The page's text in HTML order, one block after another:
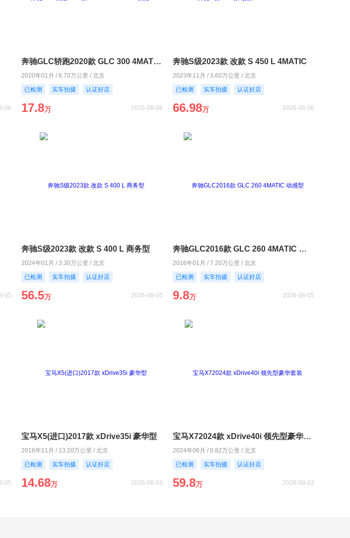
06
奔驰GLC轿跑2020款 GLC 300 4MATIC 轿跑SUV
2020年01月 / 6.70万公里 / 北京
已检测
实车拍摄 认证好店
17.8万 2026-08-06
奔驰S级2023款 改款 S 450 L 4MATIC
2023年11月 / 3.60万公里 / 北京
已检测
实车拍摄 认证好店
66.98万 2026-08-06
05
奔驰S级2023款 改款 S 400 L 商务型
2024年01月 / 3.30万公里 / 北京
已检测
实车拍摄 认证好店
56.5万 2026-08-05
奔驰GLC2016款 GLC 260 4MATIC 动感型
2016年01月 / 7.20万公里 / 北京
已检测
实车拍摄 认证好店
9.8万 2026-08-05
05
宝马X5(进口)2017款 xDrive35i 豪华型
2016年11月 / 13.20万公里 / 北京
已检测
实车拍摄 认证好店
14.68万 2026-08-03
宝马X72024款 xDrive40i 领先型豪华套装
2024年06月 / 0.82万公里 / 北京
已检测
实车拍摄 认证好店
59.8万 2026-08-03